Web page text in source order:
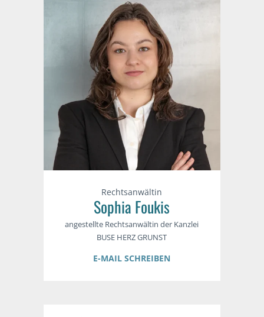
Rechtsanwältin
Sophia Foukis
angestellte Rechtsanwältin der Kanzlei
BUSE HERZ GRUNST
E-MAIL SCHREIBEN